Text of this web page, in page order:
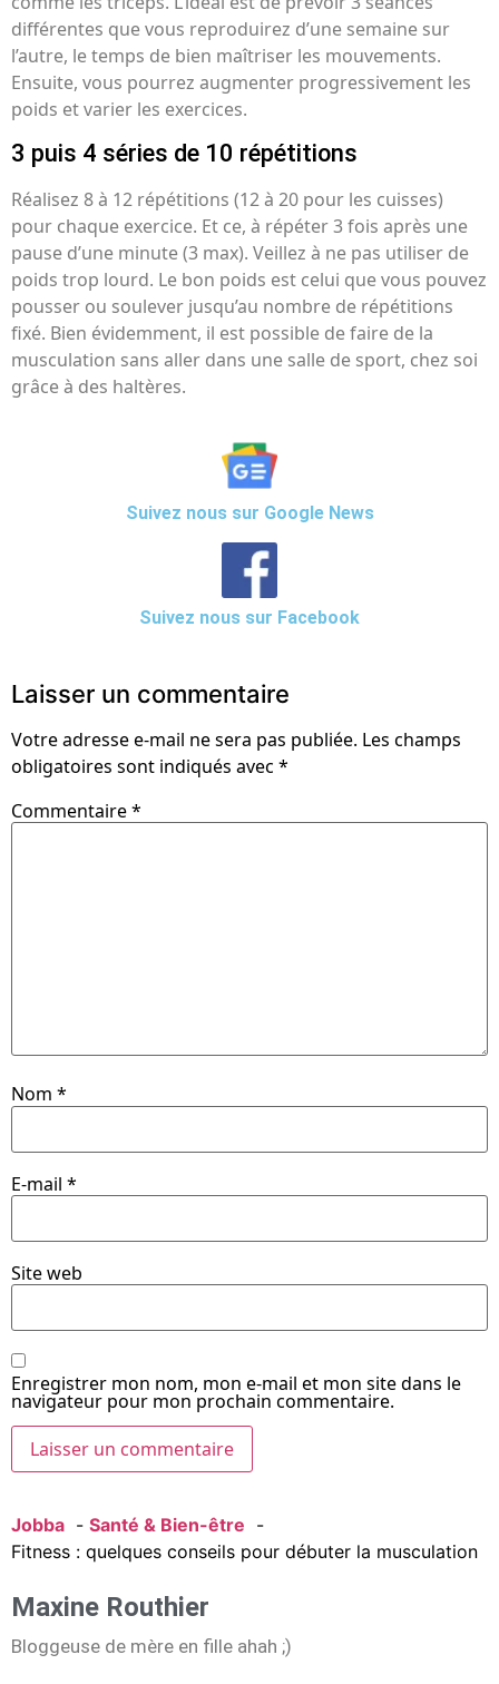
différentes que vous reproduirez d’une semaine sur
l’autre, le temps de bien maîtriser les mouvements.
Ensuite, vous pourrez augmenter progressivement les
poids et varier les exercices.
3 puis 4 séries de 10 répétitions
Réalisez 8 à 12 répétitions (12 à 20 pour les cuisses)
pour chaque exercice. Et ce, à répéter 3 fois après une
pause d’une minute (3 max). Veillez à ne pas utiliser de
poids trop lourd. Le bon poids est celui que vous pouvez
pousser ou soulever jusqu’au nombre de répétitions
fixé. Bien évidemment, il est possible de faire de la
musculation sans aller dans une salle de sport, chez soi
grâce à des haltères.
Suivez nous sur Google News
Suivez nous sur Facebook
Laisser un commentaire
Votre adresse e-mail ne sera pas publiée. Les champs
obligatoires sont indiqués avec *
Commentaire*
Nom *
E-mail *
Site web
Enregistrer mon nom, mon e-mail et mon site dans le
navigateur pour mon prochain commentaire.
Jobba
Santé & Bien-être
Fitness : quelques conseils pour débuter la musculation
Maxine Routhier
Bloggeuse de mère en fille ahah ;)